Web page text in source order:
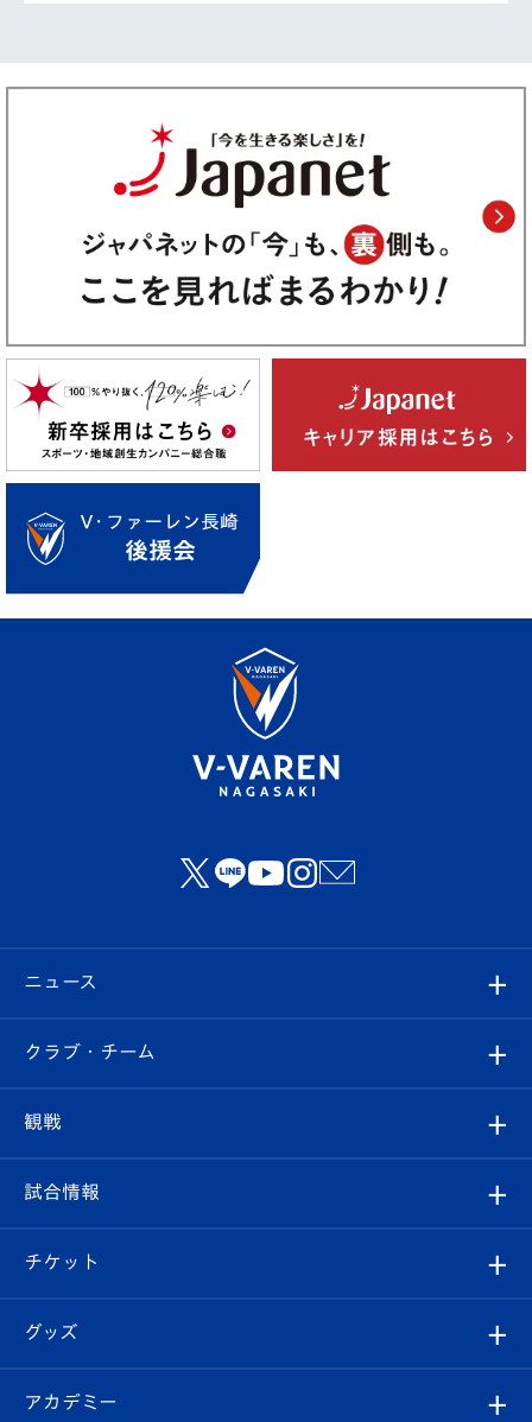
ニュース
すべて
クラブ
試合情報
チケット
イベント
クラブ・チーム
クラブ概要
エンブレム紹介
スタッフプロフィール
観戦
観戦ルール
はじめての観戦ガイド
Revive Team
試合情報
試合日程/結果
フォトギャラリー
チケット
チケット
グッズ
オンラインショップ
アカデミー